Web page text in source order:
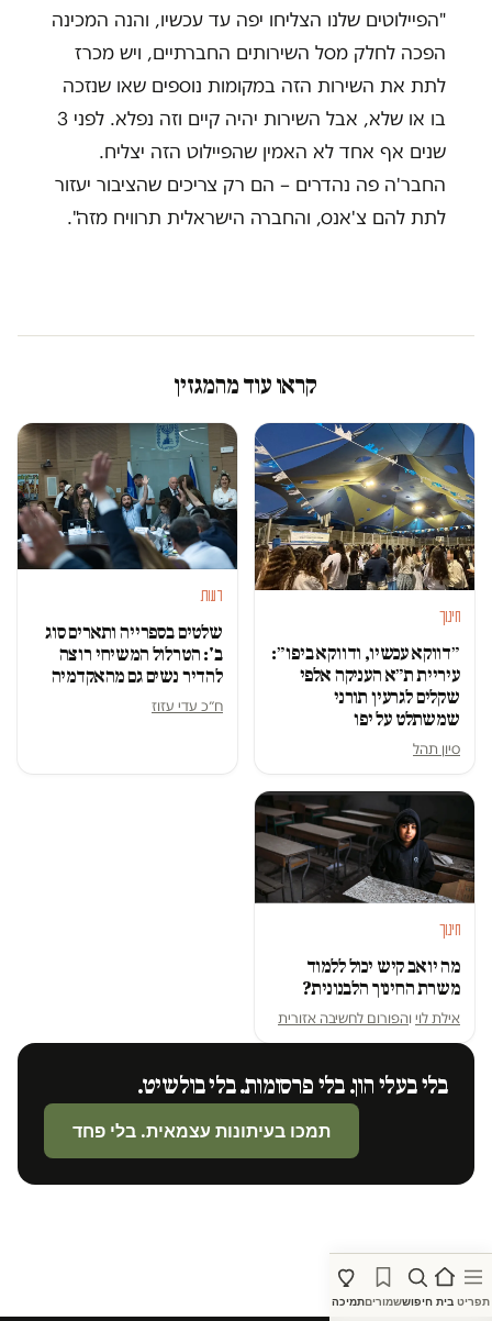
תפריט בית חיפוששמוריםתמיכה
"הפיילוטים שלנו הצליחו יפה עד עכשיו, והנה המכינה
הפכה לחלק מסל השירותים החברתיים, ויש מכרז
לתת את השירות הזה במקומות נוספים שאו שנזכה
בו או שלא, אבל השירות יהיה קיים וזה נפלא. לפני 3
שנים אף אחד לא האמין שהפיילוט הזה יצליח.
החבר'ה פה נהדרים – הם רק צריכים שהציבור יעזור
לתת להם צ'אנס, והחברה הישראלית תרוויח מזה".
קראו עוד מהמגזין
חינוך
״דווקא עכשיו, ודווקא ביפו״:
עיריית ת״א העניקה אלפי
שקלים לגרעין תורני
שמשתלט על יפו
סיון תהל
דעות
שלטים בספרייה ותארים סוג
ב': הטרלול המשיחי רוצה
להדיר נשים גם מהאקדמיה
ח״כ עדי עזוז
חינוך
מה יואב קיש יכול ללמוד
משרת החינוך הלבנונית?
אילת לוי והפורום לחשיבה אזורית
בלי בעלי הון. בלי פרסומות. בלי בולשיט.
תמכו בעיתונות עצמאית. בלי פחד